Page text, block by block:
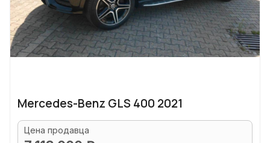
Mercedes-Benz GLS 400 2021
Цена продавца